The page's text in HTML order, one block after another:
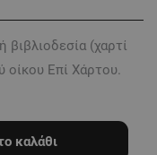
(χαρτί
οίκου Επί Χάρτου.
καλάθι